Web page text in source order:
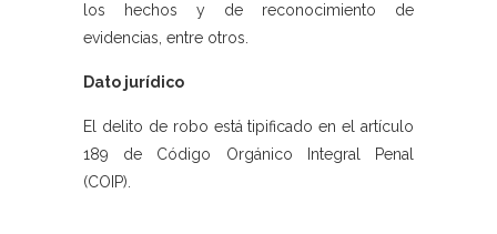
los hechos y de reconocimiento de
evidencias, entre otros.
Dato jurídico
El delito de robo está tipificado en el artículo
189 de Código Orgánico Integral Penal
(COIP).